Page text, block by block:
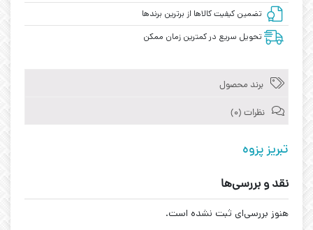
تضمین کیفیت کالاها از برترین برندها
تحویل سریع در کمترین زمان ممکن
برند محصول
نظرات (0)
تبریز پزوه
نقد و بررسی‌ها
هنوز بررسی‌ای ثبت نشده است.